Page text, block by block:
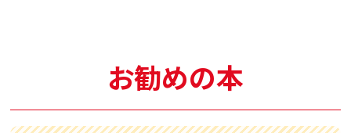
お勧めの本